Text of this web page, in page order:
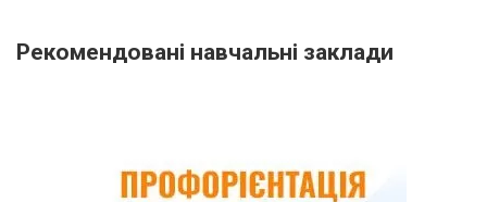
Рекомендовані навчальні заклади